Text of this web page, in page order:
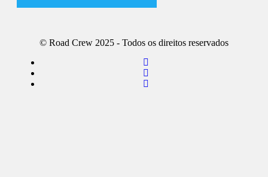
© Road Crew 2025 - Todos os direitos reservados